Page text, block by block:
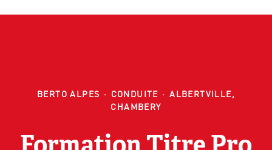
BERTO ALPES · CONDUITE · ALBERTVILLE,
CHAMBERY